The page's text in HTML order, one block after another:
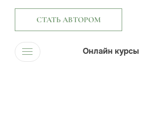
СТАТЬ АВТОРОМ
Онлайн курсы